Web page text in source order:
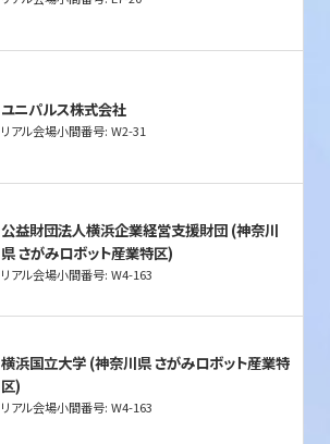
ユニパルス株式会社
リアル会場小間番号: W2-31
公益財団法人横浜企業経営支援財団 (神奈川
県 さがみロボット産業特区)
リアル会場小間番号: W4-163
横浜国立大学 (神奈川県 さがみロボット産業特
区)
リアル会場小間番号: W4-163